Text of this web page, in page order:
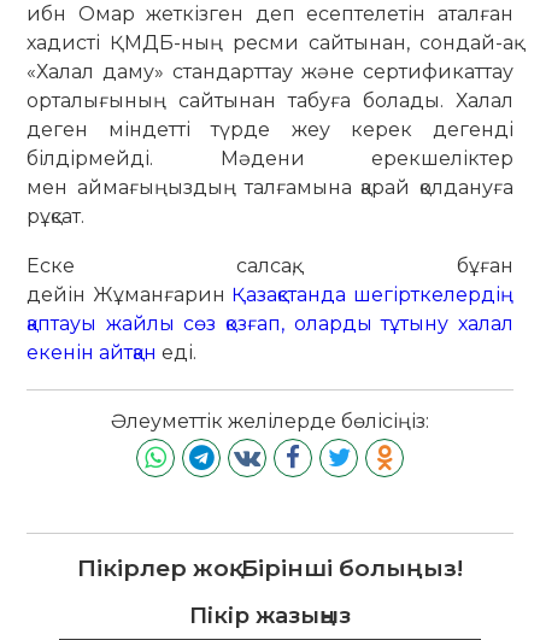
ибн Омар жеткізген деп есептелетін аталған
хадисті ҚМДБ-ның ресми сайтынан, сондай-ақ
«Халал даму» стандарттау және сертификаттау
орталығының сайтынан табуға болады. Халал
деген міндетті түрде жеу керек дегенді
білдірмейді. Мәдени ерекшеліктер
мен аймағыңыздың талғамына қарай қолдануға
рұқсат.
Еске салсақ, бұған
дейін Жұманғарин Қазақстанда шегірткелердің
қаптауы жайлы сөз қозғап, оларды тұтыну халал
екенін айтқан еді.
Әлеуметтік желілерде бөлісіңіз:
Пікірлер жоқ. Бірінші болыңыз!
Пікір жазыңыз